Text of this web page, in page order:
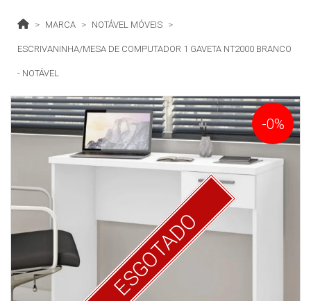
MARCA NOTÁVEL MÓVEIS
ESCRIVANINHA/MESA DE COMPUTADOR 1 GAVETA NT2000 BRANCO
- NOTÁVEL
ESGOTADO
-0%